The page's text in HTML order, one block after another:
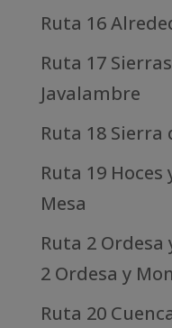
Ruta 16
Ruta 17
Javalambre
Ruta 18
Ruta 19 Hoces
Mesa
Ruta 2
2 Ordesa y
Ruta 20